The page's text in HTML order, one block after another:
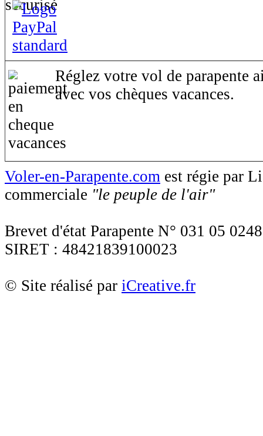
Réglez votre vol de parapente
avec vos chèques vacances.
Voler-en-Parapente.com est régie par
commerciale "le peuple de l'air"
Brevet d'état Parapente N° 031 05 0248
SIRET : 48421839100023
© Site réalisé par iCreative.fr